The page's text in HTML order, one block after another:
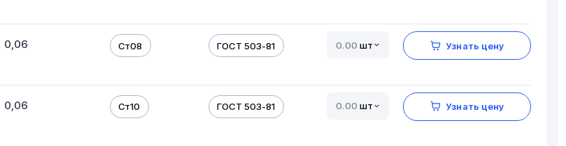
0,06 Ст08 ГОСТ 503-81 шт Узнать цену
0,06 Ст10 ГОСТ 503-81 шт Узнать цену